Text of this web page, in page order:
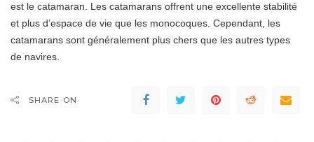
est le catamaran. Les catamarans offrent une excellente stabilité
et plus d’espace de vie que les monocoques. Cependant, les
catamarans sont généralement plus chers que les autres types
de navires.
SHARE ON